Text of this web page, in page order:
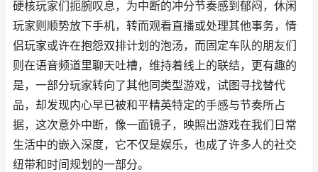
硬核玩家们扼腕叹息，为中断的冲分节奏感到郁闷，休闲
玩家则顺势放下手机，转而观看直播或处理其他事务，情
侣玩家或许在抱怨双排计划的泡汤，而固定车队的朋友们
则在语音频道里聊天吐槽，维持着线上的联结，更有趣的
是，一部分玩家转向了其他同类型游戏，试图寻找替代
品，却发现内心早已被和平精英特定的手感与节奏所占
据，这次意外中断，像一面镜子，映照出游戏在我们日常
生活中的嵌入深度，它不仅是娱乐，也成了许多人的社交
纽带和时间规划的一部分。